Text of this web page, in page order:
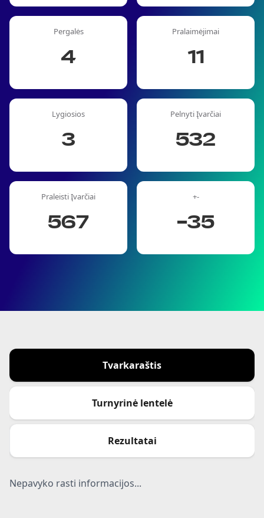
Pergalės
4
Pralaimėjimai
11
Lygiosios
3
Pelnyti Įvarčiai
532
Praleisti Įvarčiai
567
+-
-35
Tvarkaraštis
Turnyrinė lentelė
Rezultatai
Nepavyko rasti informacijos...